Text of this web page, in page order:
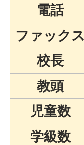
電話
ファックス
校長
教頭
児童数
学級数